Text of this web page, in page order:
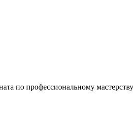
по профессиональному